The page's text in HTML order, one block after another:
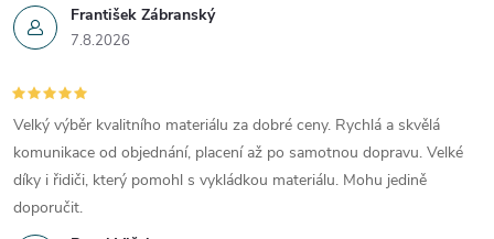
František Zábranský
7.8.2026
Velký výběr kvalitního materiálu za dobré ceny. Rychlá a skvělá
komunikace od objednání, placení až po samotnou dopravu. Velké
díky i řidiči, který pomohl s vykládkou materiálu. Mohu jedině
doporučit.